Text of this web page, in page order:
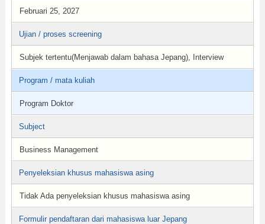
Februari 25, 2027
Ujian / proses screening
Subjek tertentu(Menjawab dalam bahasa Jepang), Interview
Program / mata kuliah
Program Doktor
Subject
Business Management
Penyeleksian khusus mahasiswa asing
Tidak Ada penyeleksian khusus mahasiswa asing
Formulir pendaftaran dari mahasiswa luar Jepang